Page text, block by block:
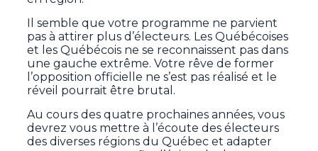
Il semble que votre programme ne parvient
pas à attirer plus d’électeurs. Les Québécoises
et les Québécois ne se reconnaissent pas dans
une gauche extrême. Votre rêve de former
l’opposition officielle ne s’est pas réalisé et le
réveil pourrait être brutal.
Au cours des quatre prochaines années, vous
devrez vous mettre à l’écoute des électeurs
des diverses régions du Québec et adapter